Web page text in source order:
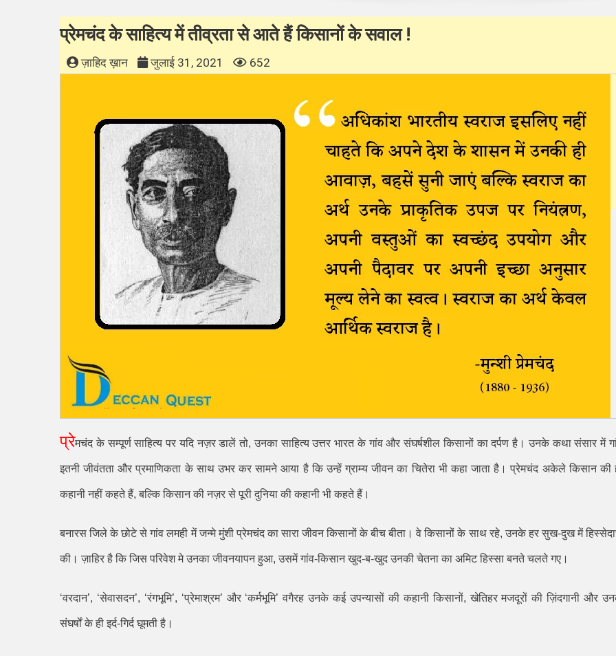
प्रेमचंद के साहित्य में तीव्रता से आते हैं किसानों के सवाल !
ज़ाहिद ख़ान जुलाई 31, 2021 652
प्रेमचंद के सम्पूर्ण साहित्य पर यदि नज़र डालें तो,उनका साहित्य उत्तर भारत के गांव और संघर्षशील किसानों का दर्पण है। उनके कथा संसार में
इतनी जीवंतता और प्रमाणिकता के साथ उभर कर सामने आया है कि उन्हें ग्राम्य जीवन का चितेरा भी कहा जाता है। प्रेमचंद अकेले किसान की
कहानी नहीं कहते हैं,बल्कि किसान की नज़र से पूरी दुनिया की कहानी भी कहते हैं।
बनारस जिले के छोटे से गांव लमही में जन्मे मुंशी प्रेमचंद का सारा जीवन किसानों के बीच बीता। वे किसानों के साथ रहे,उनके हर सुख-दुख में
की। ज़ाहिर है कि जिस परिवेश मे उनका जीवनयापन हुआ,उसमें गांव-किसान खुद-ब-खुद उनकी चेतना का अमिट हिस्सा बनते चलते गए।
‘वरदान’, ‘सेवासदन’, ‘रंगभूमि’, ‘प्रेमाश्रम’ और ‘कर्मभूमि’वगैरह उनके कई उपन्यासों की कहानी किसानों,खेतिहर मजदूरों की ज़िंदगानी और
संघर्षों के ही इर्द-गिर्द घूमती है।